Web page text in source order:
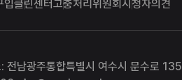
입클린센터고충처리위원회시청자의견
전남광주통합특별시 여수시 문수로 135